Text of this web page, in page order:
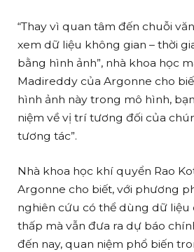
“Thay vì quan tâm đến chuỗi
xem dữ liệu không gian – thời
bằng hình ảnh”, nhà khoa học
Madireddy của Argonne cho
hình ảnh này trong mô hình,
niệm về vị trí tương đối của
tương tác”.
Nhà khoa học khí quyển Rao
Argonne cho biết, với phương
nghiên cứu có thể dùng dữ liệu
thấp mà vẫn đưa ra dự báo
đến nay, quan niệm phổ biến